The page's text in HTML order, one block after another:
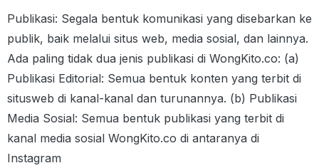
Publikasi: Segala bentuk komunikasi yang disebarkan ke
publik, baik melalui situs web, media sosial, dan lainnya.
Ada paling tidak dua jenis publikasi di WongKito.co: (a)
Publikasi Editorial: Semua bentuk konten yang terbit di
situsweb di kanal-kanal dan turunannya. (b) Publikasi
Media Sosial: Semua bentuk publikasi yang terbit di
kanal media sosial WongKito.co di antaranya di
Instagram